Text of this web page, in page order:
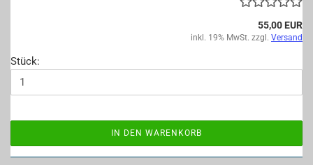
55,00 EUR
inkl. 19% MwSt. zzgl. Versand
Stück:
IN DEN WARENKORB